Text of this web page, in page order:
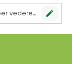
Nessun punto vendita impostato, scegline uno per vedere le offerte. edit